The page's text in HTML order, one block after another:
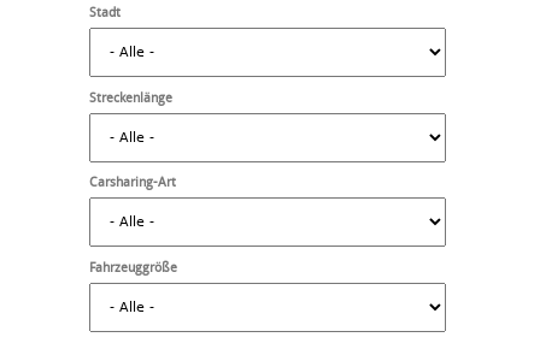
Stadt
Streckenlänge
Carsharing-Art
Fahrzeuggröße